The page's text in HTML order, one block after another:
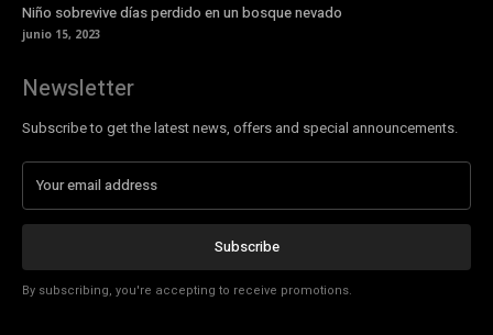
Niño sobrevive días perdido en un bosque nevado
junio 15, 2023
Newsletter
Subscribe to get the latest news, offers and special announcements.
Subscribe
By subscribing, you're accepting to receive promotions.